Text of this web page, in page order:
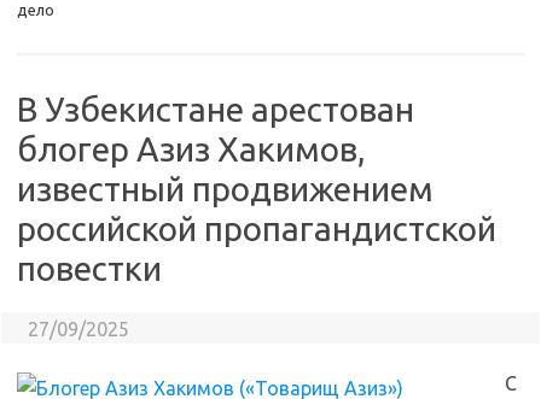
дело
В Узбекистане арестован
блогер Азиз Хакимов,
известный продвижением
российской пропагандистской
повестки
27/09/2025
С